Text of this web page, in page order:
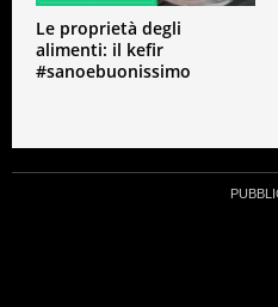
Le proprietà degli
alimenti: il kefir
#sanoebuonissimo